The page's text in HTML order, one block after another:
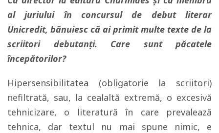
al juriului în concursul de debut literar
Unicredit, bănuiesc că ai primit multe texte de la
scriitori debutanți. Care sunt păcatele
începătorilor?
Hipersensibilitatea (obligatorie la scriitori)
nefiltrată, sau, la cealaltă extremă, o excesivă
tehnicizare, o literatură în care prevalează
tehnica, dar textul nu mai spune nimic, e